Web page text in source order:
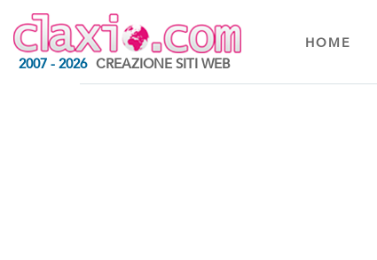
2007 - 2026 CREAZIONE SITI WEB
HOME